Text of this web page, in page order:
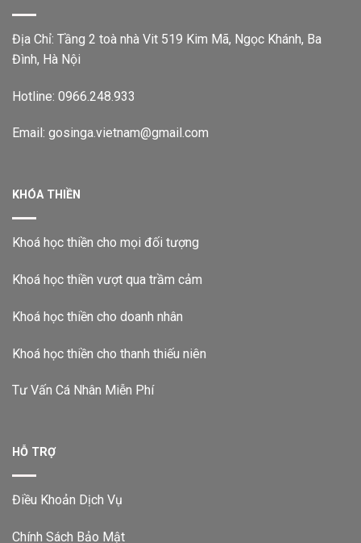
Địa Chỉ: Tầng 2 toà nhà Vit 519 Kim Mã, Ngọc Khánh, Ba
Đình, Hà Nội
Hotline: 0966.248.933
Email: gosinga.vietnam@gmail.com
KHÓA THIỀN
Khoá học thiền cho mọi đối tượng
Khoá học thiền vượt qua trầm cảm
Khoá học thiền cho doanh nhân
Khoá học thiền cho thanh thiếu niên
Tư Vấn Cá Nhân Miễn Phí
HỖ TRỢ
Điều Khoản Dịch Vụ
Chính Sách Bảo Mật